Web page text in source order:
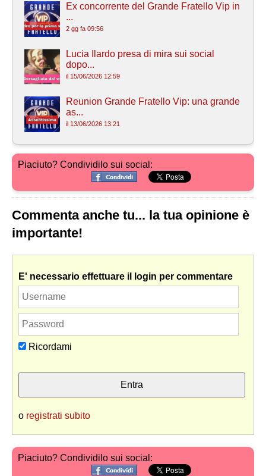
Ex concorrente del Grande Fratello Vip in
...
2 gg fa 09:56
Lucia Ilardo presa di mira sui social
dopo...
il 15/06/2026 12:59
Reunion Grande Fratello Vip: una grande
as...
il 13/06/2026 13:21
Piaciuto? Condividilo sui social:
Commenta anche tu... la tua opinione è
importante!
E' necessario effettuare il login per commentare
Ricordami
o registrati subito
Piaciuto? Condividilo sui social: